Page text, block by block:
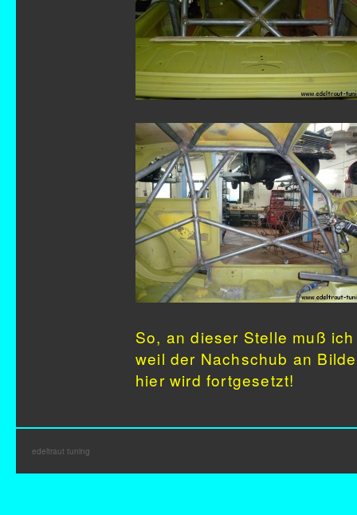
So, an dieser Stelle muß
weil der Nachschub an
hier wird fortgesetzt!
edeltraut tuning